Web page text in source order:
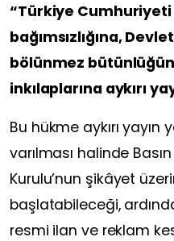
“Türkiye Cumhuriyeti
bağımsızlığına,
bölünmez
inkılaplarına aykırı
Bu hükme aykırı yayın
varılması halinde
Kurulu’nun şikâyet
başlatabileceği,
resmi ilan ve reklam